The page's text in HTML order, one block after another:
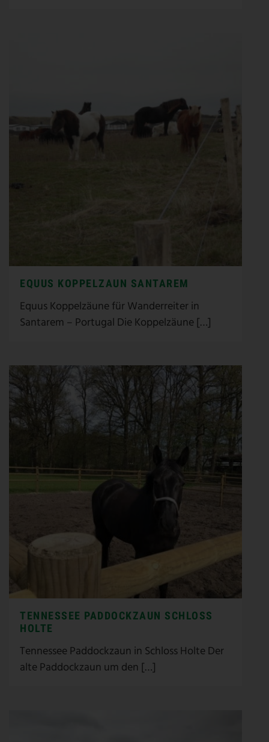
EQUUS KOPPELZAUN SANTAREM
Equus Koppelzäune für Wanderreiter in
Santarem – Portugal Die Koppelzäune […]
TENNESSEE PADDOCKZAUN SCHLOSS
HOLTE
Tennessee Paddockzaun in Schloss Holte Der
alte Paddockzaun um den […]